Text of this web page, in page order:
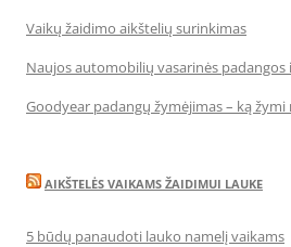
Vaikų žaidimo aikštelių surinkimas
Naujos automobilių vasarinės
Goodyear padangų žymėjimas – ką žymi
AIKŠTELĖS VAIKAMS ŽAIDIMUI LAUKE
5 būdų panaudoti lauko namelį vaikams